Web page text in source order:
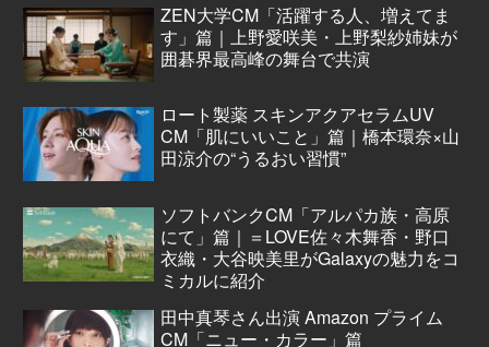
ZEN大学CM「活躍する人、増えてま
す」篇｜上野愛咲美・上野梨紗姉妹が
囲碁界最高峰の舞台で共演
ロート製薬 スキンアクアセラムUV
CM「肌にいいこと」篇｜橋本環奈×山
田涼介の“うるおい習慣”
ソフトバンクCM「アルパカ族・高原
にて」篇｜＝LOVE佐々木舞香・野口
衣織・大谷映美里がGalaxyの魅力をコ
ミカルに紹介
田中真琴さん出演 Amazon プライム
CM「ニュー・カラー」篇